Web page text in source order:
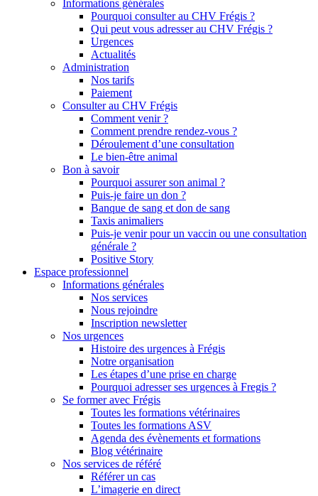
Informations générales
Pourquoi consulter au CHV Frégis ?
Qui peut vous adresser au CHV Frégis ?
Urgences
Actualités
Administration
Nos tarifs
Paiement
Consulter au CHV Frégis
Comment venir ?
Comment prendre rendez-vous ?
Déroulement d’une consultation
Le bien-être animal
Bon à savoir
Pourquoi assurer son animal ?
Puis-je faire un don ?
Banque de sang et don de sang
Taxis animaliers
Puis-je venir pour un vaccin ou une consultation
générale ?
Positive Story
Espace professionnel
Informations générales
Nos services
Nous rejoindre
Inscription newsletter
Nos urgences
Histoire des urgences à Frégis
Notre organisation
Les étapes d’une prise en charge
Pourquoi adresser ses urgences à Fregis ?
Se former avec Frégis
Toutes les formations vétérinaires
Toutes les formations ASV
Agenda des évènements et formations
Blog vétérinaire
Nos services de référé
Référer un cas
L’imagerie en direct